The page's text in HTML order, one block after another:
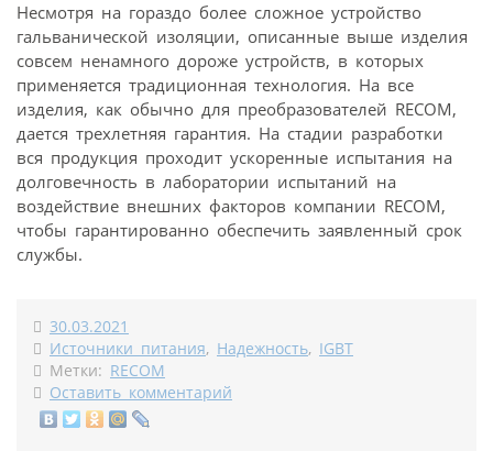
Несмотря на гораздо более сложное устройство
гальванической изоляции, описанные выше изделия
совсем ненамного дороже устройств, в которых
применяется традиционная технология. На все
изделия, как обычно для преобразователей RECOM,
дается трехлетняя гарантия. На стадии разработки
вся продукция проходит ускоренные испытания на
долговечность в лаборатории испытаний на
воздействие внешних факторов компании RECOM,
чтобы гарантированно обеспечить заявленный срок
службы.
30.03.2021
Источники питания, Надежность, IGBT
Метки: RECOM
Оставить комментарий